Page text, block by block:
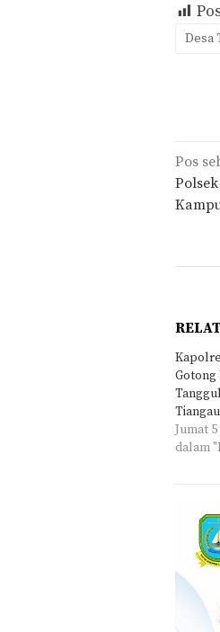
Desa
pos
Pos
Gotong
Tiangau
Jumat
dalam